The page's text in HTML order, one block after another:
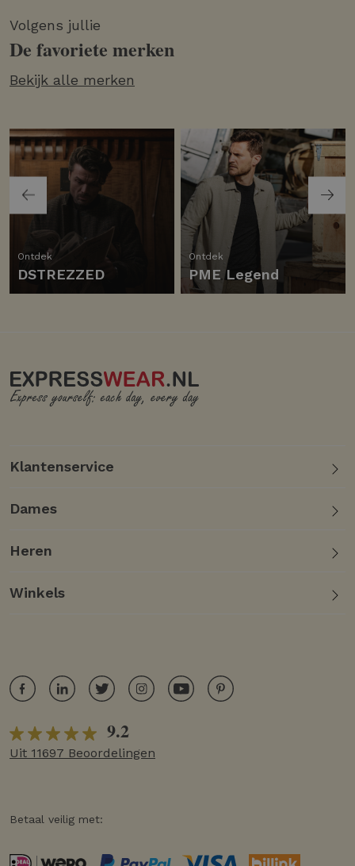
Volgens jullie
De favoriete merken
Bekijk alle merken
Ontdek
DSTREZZED
Ontdek
PME Legend
Klantenservice
Dames
Heren
Winkels
9.2
Uit 11697 Beoordelingen
Betaal veilig met: